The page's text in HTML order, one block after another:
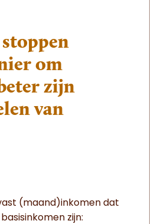
om
zijn
van
(maand)inkomen dat
zijn: